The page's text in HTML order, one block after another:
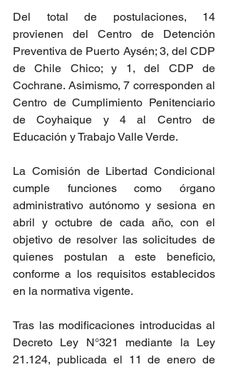
Del total de postulaciones, 14
provienen del Centro de Detención
Preventiva de Puerto Aysén; 3, del CDP
de Chile Chico; y 1, del CDP de
Cochrane. Asimismo, 7 corresponden al
Centro de Cumplimiento Penitenciario
de Coyhaique y 4 al Centro de
Educación y Trabajo Valle Verde.
La Comisión de Libertad Condicional
cumple funciones como órgano
administrativo autónomo y sesiona en
abril y octubre de cada año, con el
objetivo de resolver las solicitudes de
quienes postulan a este beneficio,
conforme a los requisitos establecidos
en la normativa vigente.
Tras las modificaciones introducidas al
Decreto Ley N°321 mediante la Ley
21.124, publicada el 11 de enero de